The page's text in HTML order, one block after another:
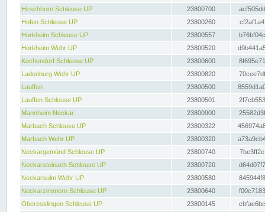
Hirschhorn Schleuse UP
23800700
Hofen Schleuse UP
23800260
Horkheim Schleuse UP
23800557
Horkheim Wehr UP
23800520
Kochendorf Schleuse UP
23800600
Ladenburg Wehr UP
23800820
Lauffen
23800500
Lauffen Schleuse UP
23800501
Mannheim Neckar
23800900
Marbach Schleuse UP
23800322
Marbach Wehr UP
23800320
Neckargemünd Schleuse UP
23800740
Neckarsteinach Schleuse UP
23800720
Neckarsulm Wehr UP
23800580
Neckarzimmern Schleuse UP
23800640
Oberesslingen Schleuse UP
23800145